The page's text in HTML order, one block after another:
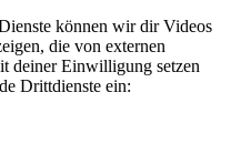
können wir dir Videos
die von externen
deiner Einwilligung setzen
Drittdienste ein: